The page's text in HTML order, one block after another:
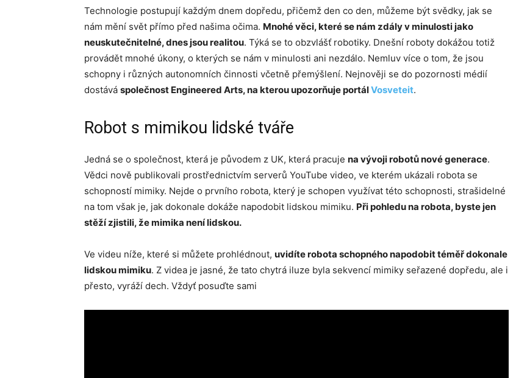
Technologie postupují každým dnem dopředu, přičemž den co den, můžeme být svědky, jak se
nám mění svět přímo před našima očima. Mnohé věci, které se nám zdály v minulosti jako
neuskutečnitelné, dnes jsou realitou. Týká se to obzvlášť robotiky. Dnešní roboty dokážou totiž
provádět mnohé úkony, o kterých se nám v minulosti ani nezdálo. Nemluv více o tom, že jsou
schopny i různých autonomních činnosti včetně přemýšlení. Nejnověji se do pozornosti médií
dostává společnost Engineered Arts, na kterou upozorňuje portálVosveteit.
Robot s mimikou lidské tváře
Jedná se o společnost, která je původem z UK, která pracuje na vývoji robotů nové generace.
Vědci nově publikovali prostřednictvím serverů YouTube video, ve kterém ukázali robota se
schopností mimiky. Nejde o prvního robota, který je schopen využívat této schopnosti, strašidelné
na tom však je, jak dokonale dokáže napodobit lidskou mimiku. Při pohledu na robota, byste jen
stěží zjistili, že mimika není lidskou.
Ve videu níže, které si můžete prohlédnout, uvidíte robota schopného napodobit téměř dokonale
lidskou mimiku. Z videa je jasné, že tato chytrá iluze byla sekvencí mimiky seřazené dopředu, ale i
přesto, vyráží dech. Vždyť posuďte sami